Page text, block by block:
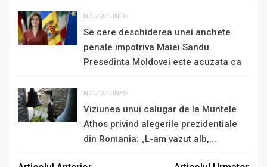
NOUTATI.INFO
Se cere deschiderea unei anchete
penale impotriva Maiei Sandu.
Presedinta Moldovei este acuzata ca
„se...
NOUTATI.INFO
Viziunea unui calugar de la Muntele
Athos privind alegerile prezidentiale
din Romania: „L-am vazut alb,...